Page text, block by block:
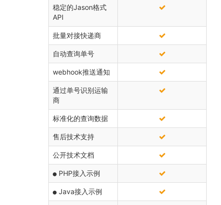
稳定的Jason格式
API
批量对接快递商
自动查询单号
webhook推送通知
通过单号识别运输
商
标准化的查询数据
售后技术支持
公开技术文档
PHP接入示例
Java接入示例